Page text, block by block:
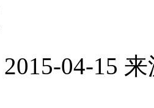
2015-04-15 来